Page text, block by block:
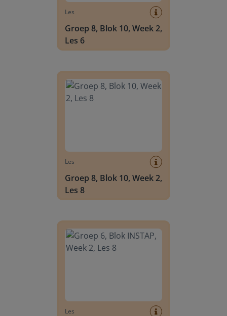
Les
Groep 8, Blok 10, Week 2,
Les 6
Les
Groep 8, Blok 10, Week 2,
Les 8
Les